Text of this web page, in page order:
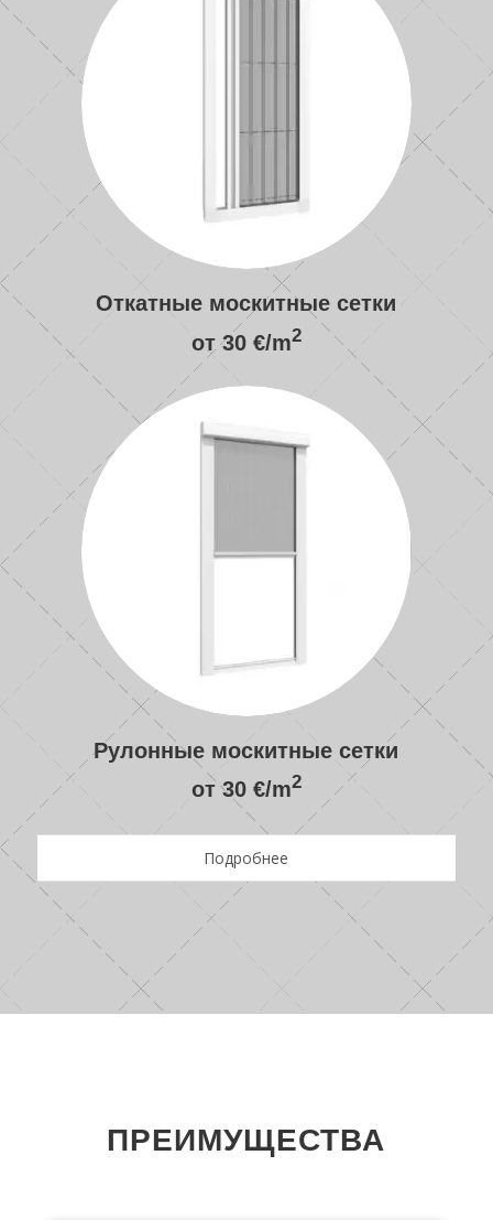
Откатные москитные сетки
от 30 €/m2
Рулонные москитные сетки
от 30 €/m2
Подробнее
ПРЕИМУЩЕСТВА